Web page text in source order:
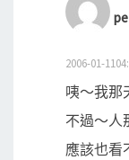
2006-01-
咦～我那
不過～人
應該也看